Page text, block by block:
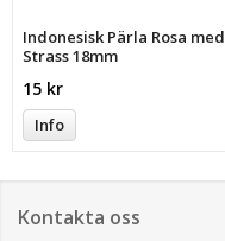
Indonesisk Pärla Rosa med
Strass 18mm
15 kr
Info
Kontakta oss